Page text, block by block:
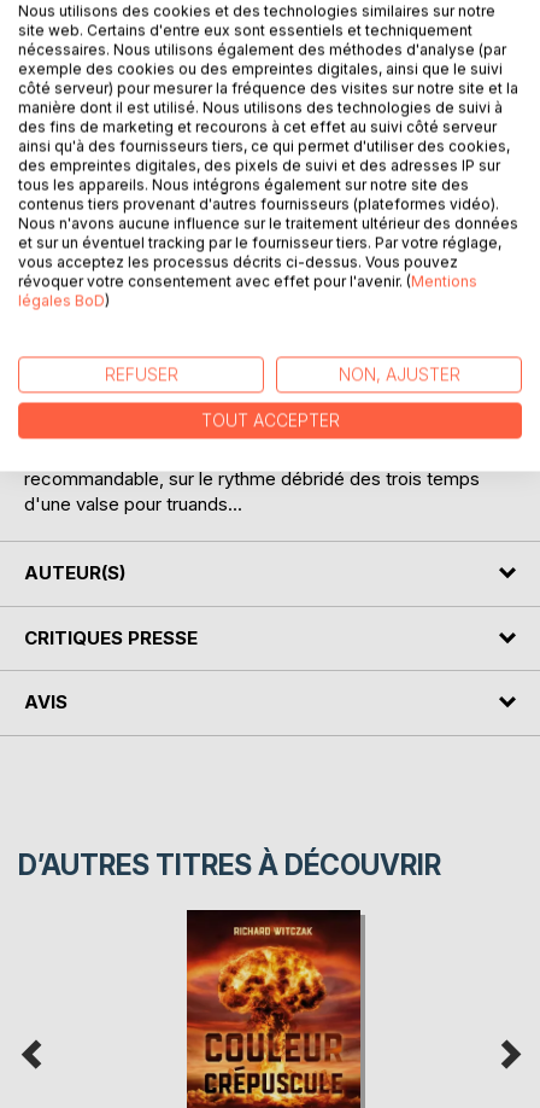
Ajouter à ma liste d'envies
Laisser un avis
DESCRIPTION
La veuve du notaire ne croyait pas un mot des conclusions
pour résoudre l'énigme, allait apprendre à ses dépens
qu'une veuve pouvait en cacher une autre. Des toits de
Paris aux palaces Londonien, de l'île de Jersey à la pointe
du Raz, le détective aura fort à faire pour surnager dans
recommandable, sur le rythme débridé des trois temps
d'une valse pour truands...
AUTEUR(S)
CRITIQUES PRESSE
AVIS
D’AUTRES TITRES À DÉCOUVRIR
Nous utilisons des cookies et des technologies similaires sur notre
site web. Certains d'entre eux sont essentiels et techniquement
nécessaires. Nous utilisons également des méthodes d'analyse (par
exemple des cookies ou des empreintes digitales, ainsi que le suivi
côté serveur) pour mesurer la fréquence des visites sur notre site et la
manière dont il est utilisé. Nous utilisons des technologies de suivi à
des fins de marketing et recourons à cet effet au suivi côté serveur
ainsi qu'à des fournisseurs tiers, ce qui permet d'utiliser des cookies,
des empreintes digitales, des pixels de suivi et des adresses IP sur
tous les appareils. Nous intégrons également sur notre site des
contenus tiers provenant d'autres fournisseurs (plateformes vidéo).
Nous n'avons aucune influence sur le traitement ultérieur des données
et sur un éventuel tracking par le fournisseur tiers. Par votre réglage,
vous acceptez les processus décrits ci-dessus. Vous pouvez
révoquer votre consentement avec effet pour l'avenir. (Mentions
légales BoD)
REFUSER NON, AJUSTER
TOUT ACCEPTER